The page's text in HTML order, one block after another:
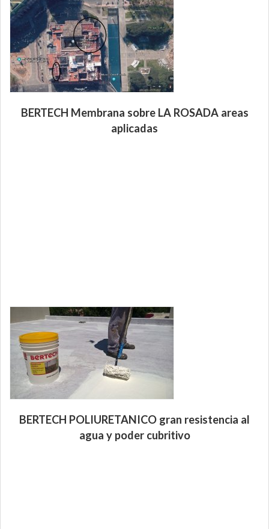
BERTECH Membrana sobre LA ROSADA areas
aplicadas
BERTECH POLIURETANICO gran resistencia al
agua y poder cubritivo